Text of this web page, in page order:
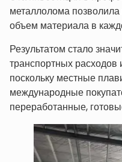
металлолома
объем материала в
Результатом стало
транспортных
поскольку местные
международные
переработанные,